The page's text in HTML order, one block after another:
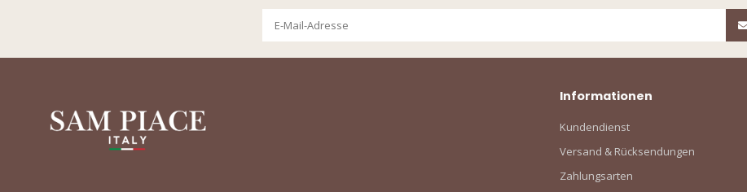
Informationen
Kundendienst
Versand & Rücksendungen
Zahlungsarten